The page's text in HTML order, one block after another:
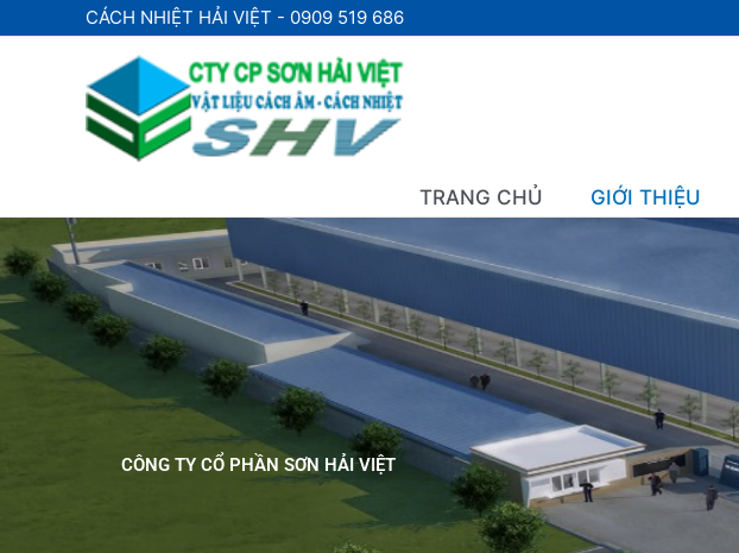
tới
CÁCH NHIỆT HẢI VIỆT - 0909 519 686
TRANG CHỦ GIỚI THIỆU
CÔNG TY CỔ PHẦN SƠN HẢI VIỆT